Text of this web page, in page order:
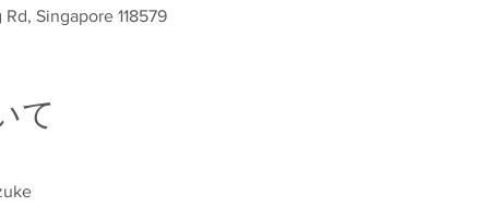
Singapore 118579
て